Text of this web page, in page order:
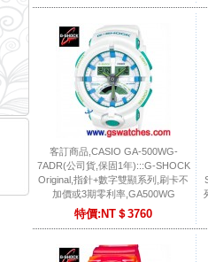
客訂商品,CASIO GA-500WG-
7ADR(公司貨,保固1年):::G-SHOCK
Original,指針+數字雙顯系列,刷卡不
加價或3期零利率,GA500WG
特價:NT＄3760